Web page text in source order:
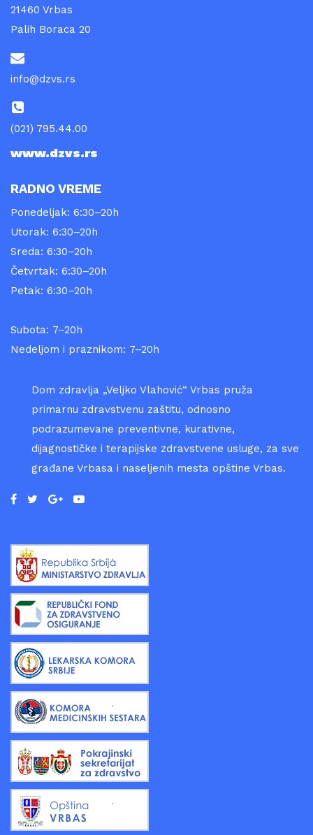
21460 Vrbas
Palih Boraca 20
info@dzvs.rs
(021) 795.44.00
www.dzvs.rs
RADNO VREME
Ponedeljak: 6:30–20h
Utorak: 6:30–20h
Sreda: 6:30–20h
Četvrtak: 6:30–20h
Petak: 6:30–20h
Subota: 7–20h
Nedeljom i praznikom: 7–20h
Dom zdravlja „Veljko Vlahović“ Vrbas pruža
primarnu zdravstvenu zaštitu, odnosno
podrazumevane preventivne, kurativne,
dijagnostičke i terapijske zdravstvene usluge, za sve
građane Vrbasa i naseljenih mesta opštine Vrbas.